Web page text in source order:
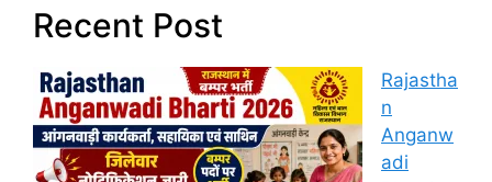
Recent Post
Rajastha
n
Anganw
adi